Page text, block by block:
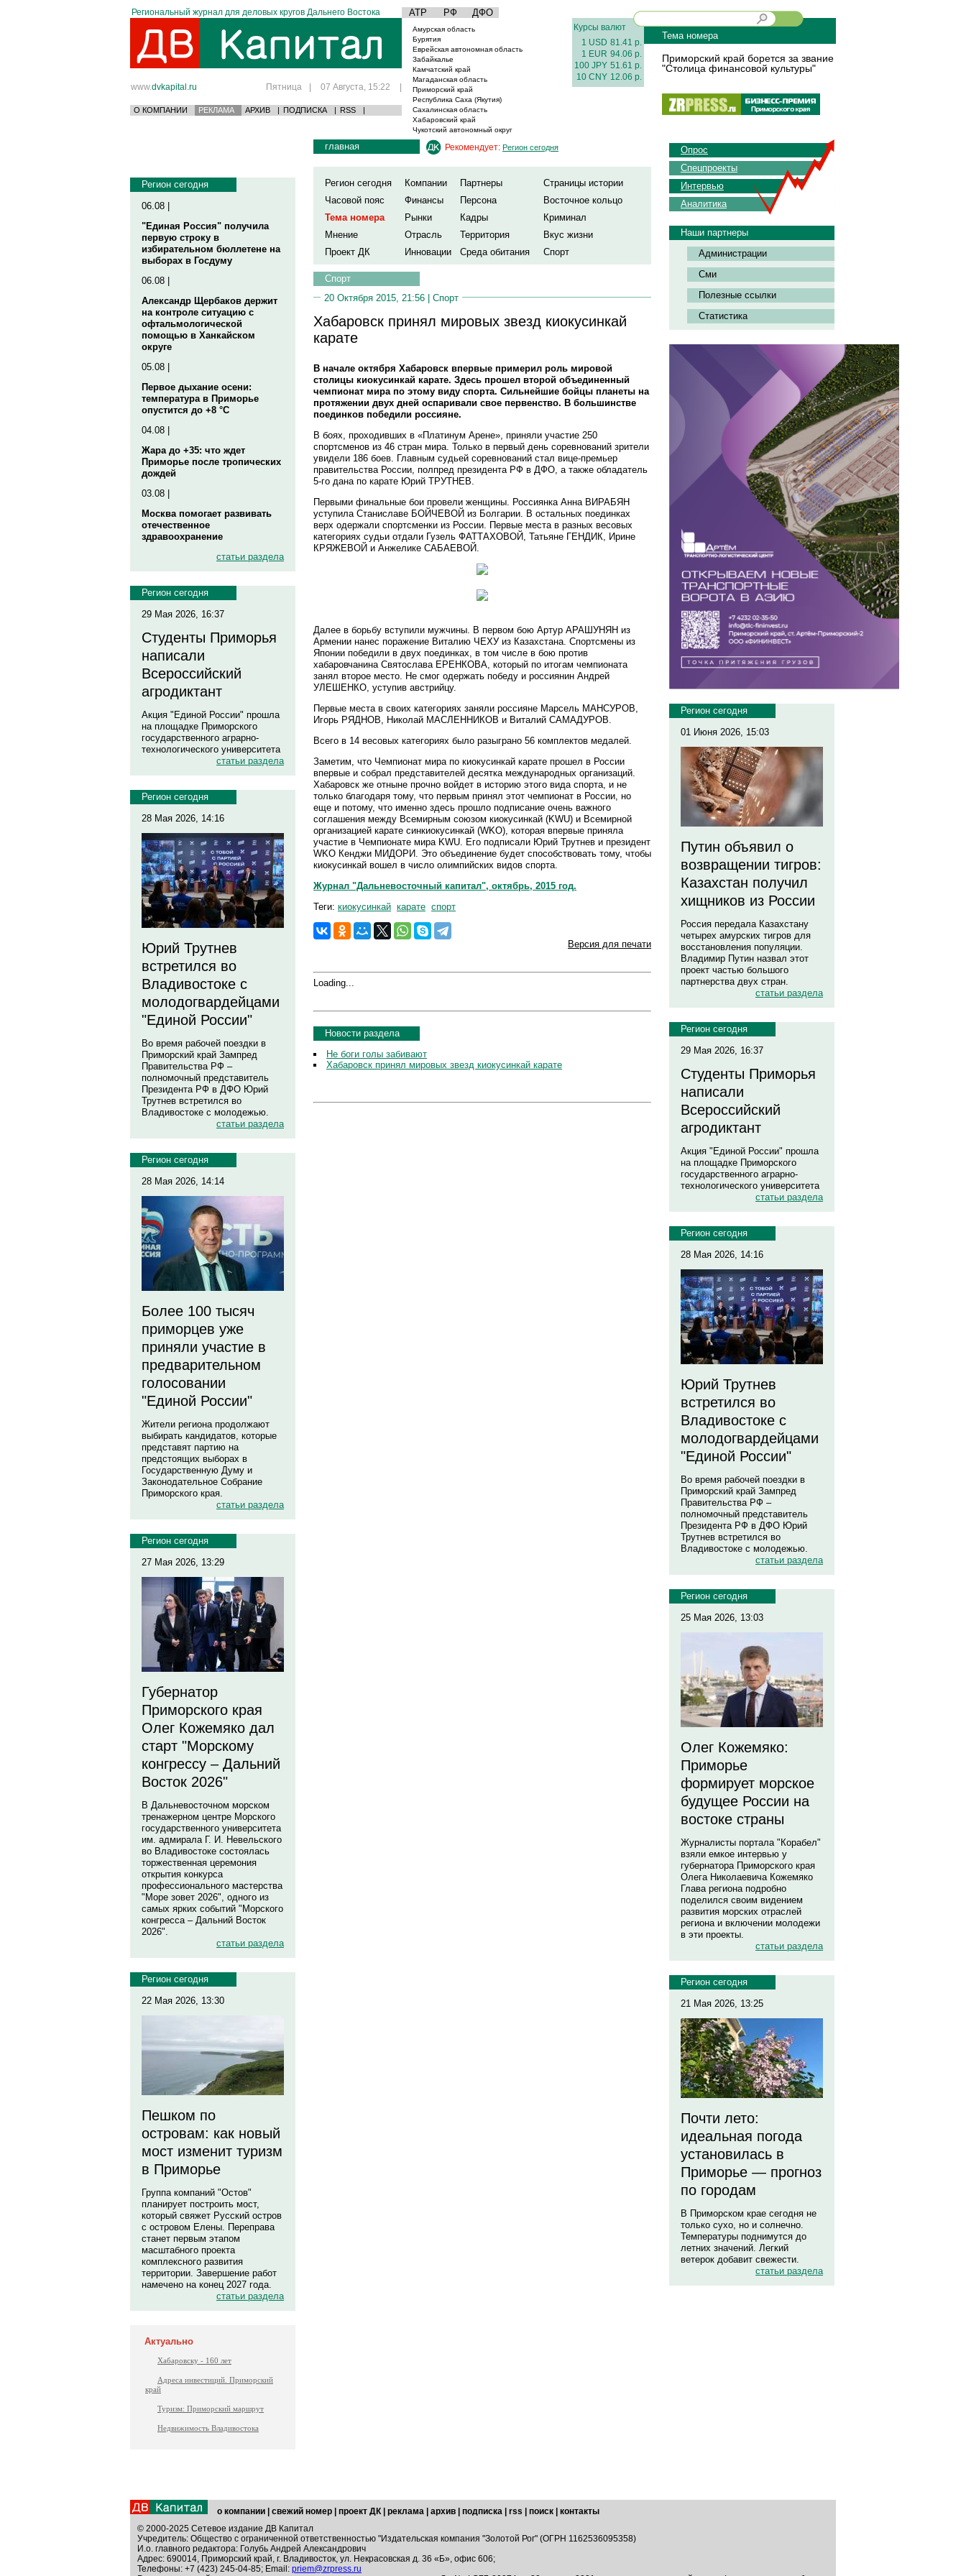
Региональный журнал для деловых кругов Дальнего Востока АТР РФ ДФО
www.dvkapital.ru Пятница | 07 Августа, 15:22 |
О КОМПАНИИ РЕКЛАМА АРХИВ | ПОДПИСКА | RSS |
Амурская область
Бурятия
Еврейская автономная область
Забайкалье
Камчатский край
Магаданская область
Приморский край
Республика Саха (Якутия)
Сахалинская область
Хабаровский край
Чукотский автономный округ
Курсы валют
1 USD 81.41 р.
1 EUR 94.06 р.
100 JPY 51.61 р.
10 CNY 12.06 р.
Тема номера
Приморский край борется за звание
"Столица финансовой культуры"
Регион сегодня
06.08 |
"Единая Россия" получила
первую строку в
избирательном бюллетене на
выборах в Госдуму
06.08 |
Александр Щербаков держит
на контроле ситуацию с
офтальмологической
помощью в Ханкайском
округе
05.08 |
Первое дыхание осени:
температура в Приморье
опустится до +8 °C
04.08 |
Жара до +35: что ждет
Приморье после тропических
дождей
03.08 |
Москва помогает развивать
отечественное
здравоохранение
статьи раздела
Регион сегодня
29 Мая 2026, 16:37
Студенты Приморья
написали
Всероссийский
агродиктант
Акция "Единой России" прошла
на площадке Приморского
государственного аграрно-
технологического университета
статьи раздела
Регион сегодня
28 Мая 2026, 14:16
Юрий Трутнев
встретился во
Владивостоке с
молодогвардейцами
"Единой России"
Во время рабочей поездки в
Приморский край Зампред
Правительства РФ –
полномочный представитель
Президента РФ в ДФО Юрий
Трутнев встретился во
Владивостоке с молодежью.
статьи раздела
Регион сегодня
28 Мая 2026, 14:14
Более 100 тысяч
приморцев уже
приняли участие в
предварительном
голосовании
"Единой России"
Жители региона продолжают
выбирать кандидатов, которые
представят партию на
предстоящих выборах в
Государственную Думу и
Законодательное Собрание
Приморского края.
статьи раздела
Регион сегодня
27 Мая 2026, 13:29
Губернатор
Приморского края
Олег Кожемяко дал
старт "Морскому
конгрессу – Дальний
Восток 2026"
В Дальневосточном морском
тренажерном центре Морского
государственного университета
им. адмирала Г. И. Невельского
во Владивостоке состоялась
торжественная церемония
открытия конкурса
профессионального мастерства
"Море зовет 2026", одного из
самых ярких событий "Морского
конгресса – Дальний Восток
2026".
статьи раздела
Регион сегодня
22 Мая 2026, 13:30
Пешком по
островам: как новый
мост изменит туризм
в Приморье
Группа компаний "Остов"
планирует построить мост,
который свяжет Русский остров
с островом Елены. Переправа
станет первым этапом
масштабного проекта
комплексного развития
территории. Завершение работ
намечено на конец 2027 года.
статьи раздела
Актуально
Хабаровску - 160 лет
Адреса инвестиций. Приморский
край
Туризм: Приморский маршрут
Недвижимость Владивостока
главная Рекомендует: Регион сегодня
Регион сегодня Компании Партнеры
Страницы истории
Часовой пояс
Финансы Персона
Восточное кольцо
Тема номера
Рынки Кадры
Криминал
Мнение
Отрасль Территория
Вкус жизни
Проект ДК
Инновации Среда обитания Спорт
Спорт
20 Октября 2015, 21:56 | Спорт
Хабаровск принял мировых звезд киокусинкай
карате
В начале октября Хабаровск впервые примерил роль мировой
столицы киокусинкай карате. Здесь прошел второй объединенный
чемпионат мира по этому виду спорта. Сильнейшие бойцы планеты на
протяжении двух дней оспаривали свое первенство. В большинстве
поединков победили россияне.
В боях, проходивших в «Платинум Арене», приняли участие 250
спортсменов из 46 стран мира. Только в первый день соревнований зрители
увидели 186 боев. Главным судьей соревнований стал вице-премьер
правительства России, полпред президента РФ в ДФО, а также обладатель
5-го дана по карате Юрий ТРУТНЕВ.
Первыми финальные бои провели женщины. Россиянка Анна ВИРАБЯН
уступила Станиславе БОЙЧЕВОЙ из Болгарии. В остальных поединках
верх одержали спортсменки из России. Первые места в разных весовых
категориях судьи отдали Гузель ФАТТАХОВОЙ, Татьяне ГЕНДИК, Ирине
КРЯЖЕВОЙ и Анжелике САБАЕВОЙ.
Далее в борьбу вступили мужчины. В первом бою Артур АРАШУНЯН из
Армении нанес поражение Виталию ЧЕХУ из Казахстана. Спортсмены из
Японии победили в двух поединках, в том числе в бою против
хабаровчанина Святослава ЕРЕНКОВА, который по итогам чемпионата
занял второе место. Не смог одержать победу и россиянин Андрей
УЛЕШЕНКО, уступив австрийцу.
Первые места в своих категориях заняли россияне Марсель МАНСУРОВ,
Игорь РЯДНОВ, Николай МАСЛЕННИКОВ и Виталий САМАДУРОВ.
Всего в 14 весовых категориях было разыграно 56 комплектов медалей.
Заметим, что Чемпионат мира по киокусинкай карате прошел в России
впервые и собрал представителей десятка международных организаций.
Хабаровск же отныне прочно войдет в историю этого вида спорта, и не
только благодаря тому, что первым принял этот чемпионат в России, но
еще и потому, что именно здесь прошло подписание очень важного
соглашения между Всемирным союзом киокусинкай (KWU) и Всемирной
организацией карате синкиокусинкай (WKO), которая впервые приняла
участие в Чемпионате мира KWU. Его подписали Юрий Трутнев и президент
WKO Кенджи МИДОРИ. Это объединение будет способствовать тому, чтобы
киокусинкай вошел в число олимпийских видов спорта.
Журнал "Дальневосточный капитал", октябрь, 2015 год.
Теги: киокусинкай карате спорт
Версия для печати
Loading...
Новости раздела
Не боги голы забивают
Хабаровск принял мировых звезд киокусинкай карате
Опрос
Спецпроекты
Интервью
Аналитика
Наши партнеры
Администрации
Сми
Полезные ссылки
Статистика
Регион сегодня
01 Июня 2026, 15:03
Путин объявил о
возвращении тигров:
Казахстан получил
хищников из России
Россия передала Казахстану
четырех амурских тигров для
восстановления популяции.
Владимир Путин назвал этот
проект частью большого
партнерства двух стран.
статьи раздела
Регион сегодня
29 Мая 2026, 16:37
Студенты Приморья
написали
Всероссийский
агродиктант
Акция "Единой России" прошла
на площадке Приморского
государственного аграрно-
технологического университета
статьи раздела
Регион сегодня
28 Мая 2026, 14:16
Юрий Трутнев
встретился во
Владивостоке с
молодогвардейцами
"Единой России"
Во время рабочей поездки в
Приморский край Зампред
Правительства РФ –
полномочный представитель
Президента РФ в ДФО Юрий
Трутнев встретился во
Владивостоке с молодежью.
статьи раздела
Регион сегодня
25 Мая 2026, 13:03
Олег Кожемяко:
Приморье
формирует морское
будущее России на
востоке страны
Журналисты портала "Корабел"
взяли емкое интервью у
губернатора Приморского края
Олега Николаевича Кожемяко
Глава региона подробно
поделился своим видением
развития морских отраслей
региона и включении молодежи
в эти проекты.
статьи раздела
Регион сегодня
21 Мая 2026, 13:25
Почти лето:
идеальная погода
установилась в
Приморье — прогноз
по городам
В Приморском крае сегодня не
только сухо, но и солнечно.
Температуры поднимутся до
летних значений. Легкий
ветерок добавит свежести.
статьи раздела
о компании свежий номер проект ДК реклама архив подписка rss поиск
контакты
© 2000-2025 Сетевое издание ДВ Капитал
Учредитель: Общество с ограниченной ответственностью "Издательская компания "Золотой Рог" (ОГРН 1162536095358)
И.о. главного редактора: Голубь Андрей Александрович
Адрес: 690014, Приморский край, г. Владивосток, ул. Некрасовская д. 36 «Б», офис 606;
Телефоны: +7 (423) 245-04-85; Email: priem@zrpress.ru